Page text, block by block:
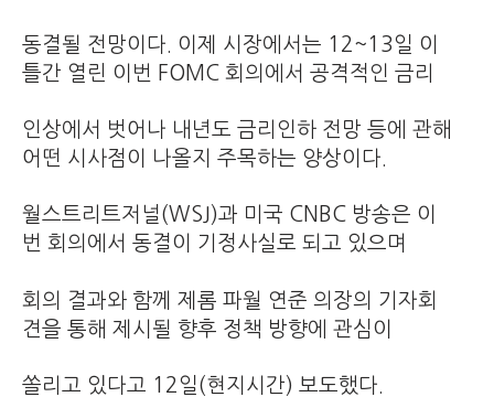
동결될 전망이다. 이제 시장에서는 12~13일 이
틀간 열린 이번 FOMC 회의에서 공격적인 금리
인상에서 벗어나 내년도 금리인하 전망 등에 관해
어떤 시사점이 나올지 주목하는 양상이다.
월스트리트저널(WSJ)과 미국 CNBC 방송은 이
번 회의에서 동결이 기정사실로 되고 있으며
회의 결과와 함께 제롬 파월 연준 의장의 기자회
견을 통해 제시될 향후 정책 방향에 관심이
쏠리고 있다고 12일(현지시간) 보도했다.